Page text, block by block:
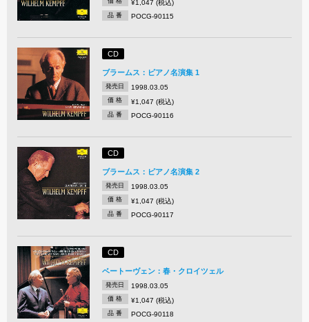
¥1,047 (税込)
品 番 POCG-90115
CD
ブラームス：ピアノ名演集 1
発売日 1998.03.05
価 格 ¥1,047 (税込)
品 番 POCG-90116
CD
ブラームス：ピアノ名演集 2
発売日 1998.03.05
価 格 ¥1,047 (税込)
品 番 POCG-90117
CD
ベートーヴェン：春・クロイツェル
発売日 1998.03.05
価 格 ¥1,047 (税込)
品 番 POCG-90118